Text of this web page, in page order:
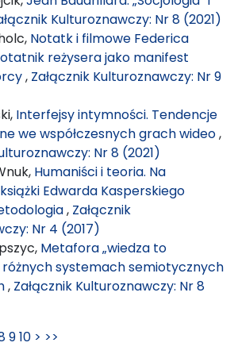
Kulturoznawczy: Nr 8 (2021)
Notatk i filmowe Federica
reżysera jako manifest
, Załącznik Kulturoznawczy: Nr 9
Interfejsy intymności. Tendencje
we współczesnych grach wideo,
Nr 8 (2021)
Humaniści i teoria. Na
Edwarda Kasperskiego
, Załącznik
Nr 4 (2017)
Metafora „wiedza to
różnych systemach semiotycznych
, Załącznik Kulturoznawczy: Nr 8
910 > >>